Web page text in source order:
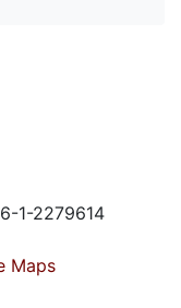
1-2279614
Maps